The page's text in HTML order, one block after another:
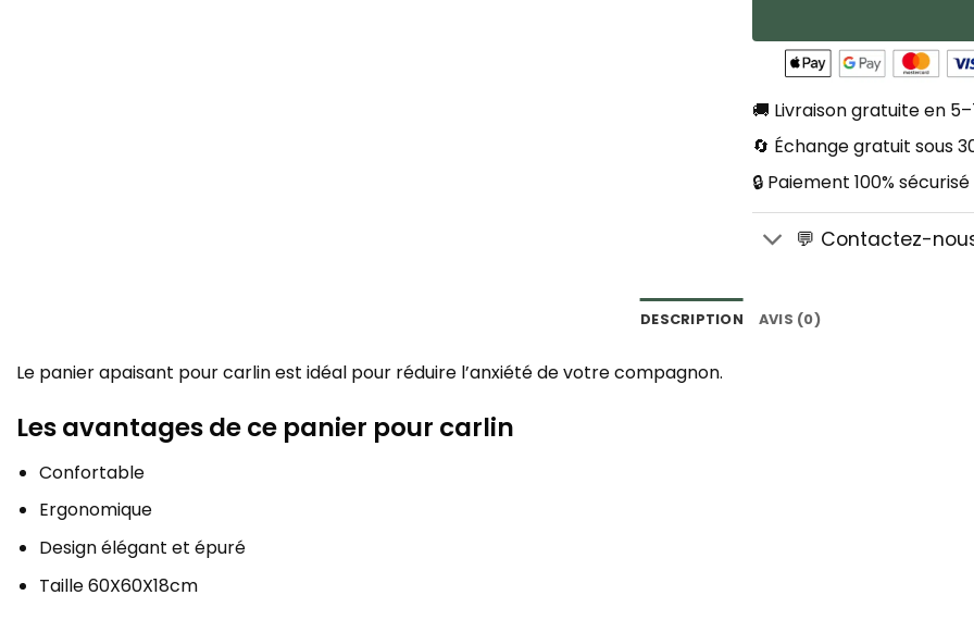
🚚 Livraison gratuite en
🔄 Échange gratuit sous
🔒 Paiement 100% sécurisé
💬 Contactez-
DESCRIPTION AVIS (0)
Le panier apaisant pour carlin est idéal pour réduire l’anxiété de votre compagnon.
Les avantages de ce panier pour carlin
Confortable
Ergonomique
Design élégant et épuré
Taille 60X60X18cm